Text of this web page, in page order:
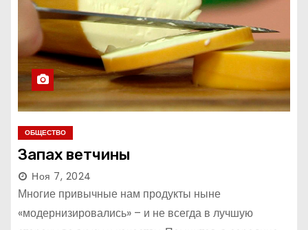
ОБЩЕСТВО
Запах ветчины
Ноя 7, 2024
Многие привычные нам продукты ныне
«модернизировались» – и не всегда в лучшую